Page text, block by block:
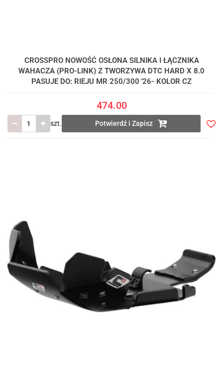
CROSSPRO NOWOŚĆ OSŁONA SILNIKA I ŁĄCZNIKA
WAHACZA (PRO-LINK) Z TWORZYWA DTC HARD X 8.0
PASUJE DO: RIEJU MR 250/300 '26- KOLOR CZ
474.00
szt. Potwierdź i Zapisz